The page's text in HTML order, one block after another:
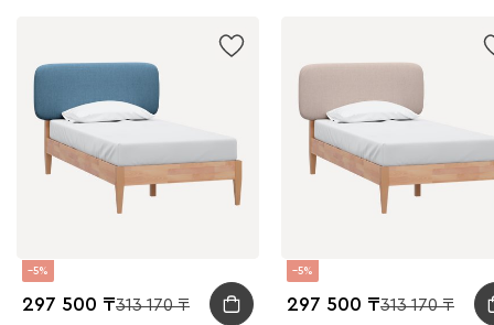
5
297 500 313 170
5
297 500 313 170